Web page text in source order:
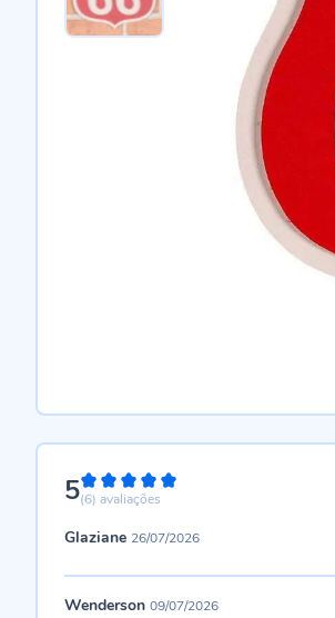
5100%
(6) avaliações
Glaziane 26/07/2026
Wenderson 09/07/2026